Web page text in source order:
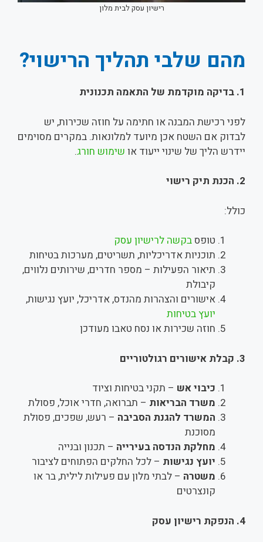
רישיון עסק לבית מלון
מהם שלבי תהליך הרישוי?
1. בדיקה מוקדמת של התאמה תכנונית
לפני רכישת המבנה או חתימה על חוזה שכירות, יש
לבדוק אם השטח אכן מיועד למלונאות. במקרים מסוימים
יידרש הליך של שינוי ייעוד או שימוש חורג.
2. הכנת תיק רישוי
כולל:
טופסבקשה לרישיון עסק
תוכניות אדריכליות, תשריטים, מערכות בטיחות
תיאור הפעילות – מספר חדרים, שירותים נלווים,
קיבולת
אישורים והצהרות מהנדס, אדריכל, יועץ נגישות,
יועץ בטיחות
חוזה שכירות או נסח טאבו מעודכן
3. קבלת אישורים רגולטוריים
כיבוי אש – תקני בטיחות וציוד
משרד הבריאות – תברואה, חדרי אוכל, פסולת
המשרד להגנת הסביבה – רעש, שפכים, פסולת
מסוכנת
מחלקת הנדסה בעירייה – תכנון ובנייה
יועץ נגישות – לכל החלקים הפתוחים לציבור
משטרה – לבתי מלון עם פעילות לילית, בר או
קונצרטים
4. הנפקת רישיון עסק